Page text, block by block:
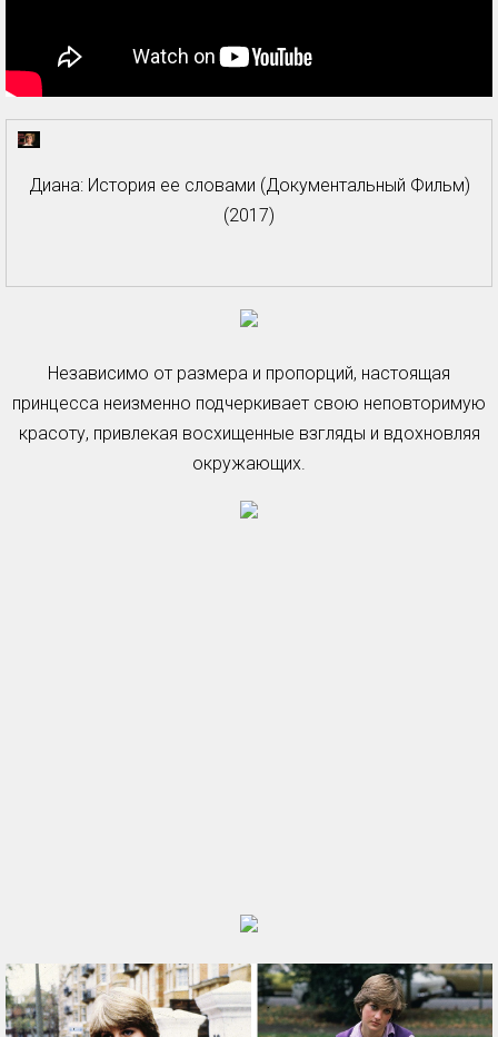
Диана: История ее словами (Документальный Фильм)
(2017)
Независимо от размера и пропорций, настоящая
принцесса неизменно подчеркивает свою неповторимую
красоту, привлекая восхищенные взгляды и вдохновляя
окружающих.